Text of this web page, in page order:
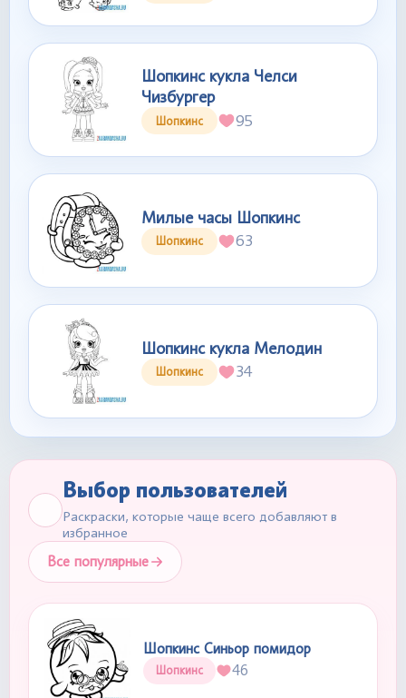
Шопкинс кукла Челси
Чизбургер
Шопкинс 95
Милые часы Шопкинс
Шопкинс 63
Шопкинс кукла Мелодин
Шопкинс 34
Выбор пользователей
Раскраски, которые чаще всего добавляют в
избранное
Все популярные
Шопкинс Синьор помидор
Шопкинс 46